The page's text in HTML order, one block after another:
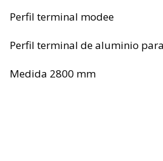
Perfil terminal modee
Perfil terminal de aluminio
Medida 2800 mm